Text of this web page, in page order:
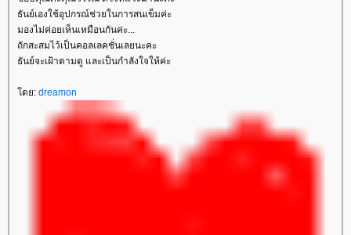
ธันย์เองใช้อุปกรณ์ช่วยในการสนเข็มค่ะ
มองไม่ค่อยเห็นเหมือนกันค่ะ...
ถักสะสมไว้เป็นคอลเลคชั่นเลยนะคะ
ธันย์จะเฝ้าตามดู และเป็นกำลังใจให้ค่ะ
ดย: dreamon